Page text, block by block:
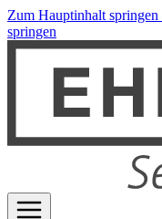
Zum Hauptinhalt springen
springen